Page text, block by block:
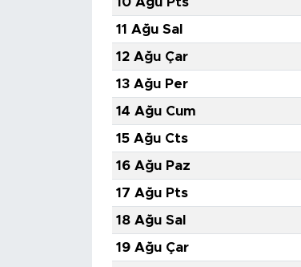
11 Ağu Sal
12 Ağu Çar
13 Ağu Per
14 Ağu Cum
15 Ağu Cts
16 Ağu Paz
17 Ağu Pts
18 Ağu Sal
19 Ağu Çar